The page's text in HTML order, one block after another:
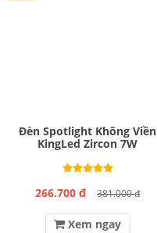
Đèn Spotlight Không Viền
KingLed Zircon 7W
266.700 đ 381.000 đ
Xem ngay